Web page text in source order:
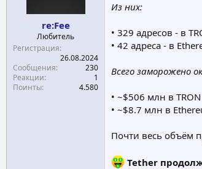
re:Fee
Любитель
Регистрация
26.08.2024
Сообщения
230
Реакции
1
Поинты
4.580
Из них:
• 329 адресов - в
• 42 адреса - в
Всего заморожено
• ~$506 млн в TRON
• ~$8.7 млн в
Почти весь объём
Tether